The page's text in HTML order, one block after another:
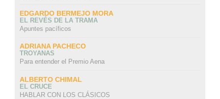
EDGARDO BERMEJO MORA
EL REVÉS DE LA TRAMA
Apuntes pacíficos
ADRIANA PACHECO
TROYANAS
Para entender el Premio Aena
ALBERTO CHIMAL
EL CRUCE
HABLAR CON LOS CLÁSICOS